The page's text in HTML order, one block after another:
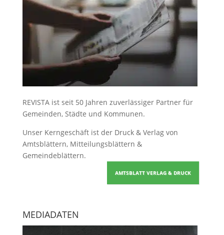
REVISTA ist seit 50 Jahren zuverlässiger Partner für
Gemeinden, Städte und Kommunen.
Unser Kerngeschäft ist der Druck & Verlag von
Amtsblättern, Mitteilungsblättern &
Gemeindeblättern.
AMTSBLATT VERLAG & DRUCK
MEDIADATEN